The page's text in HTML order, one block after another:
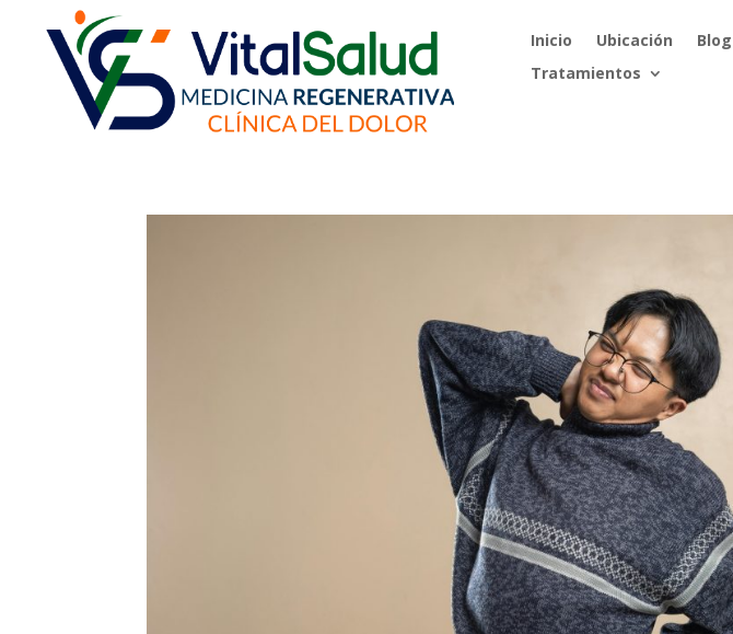
Inicio Ubicación Blog
Tratamientos